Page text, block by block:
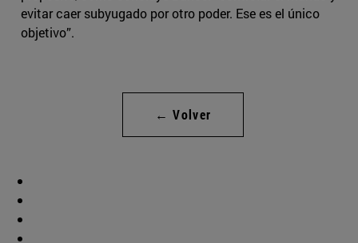
evitar caer subyugado por otro poder. Ese es el único
objetivo”.
← Volver